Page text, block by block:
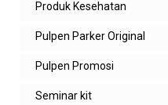
Produk Kesehatan
Pulpen Parker Original
Pulpen Promosi
Seminar kit